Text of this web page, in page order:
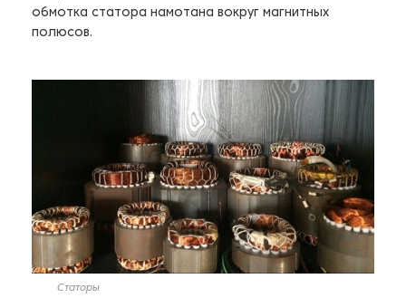
обмотка статора намотана вокруг магнитных
полюсов.
Статоры